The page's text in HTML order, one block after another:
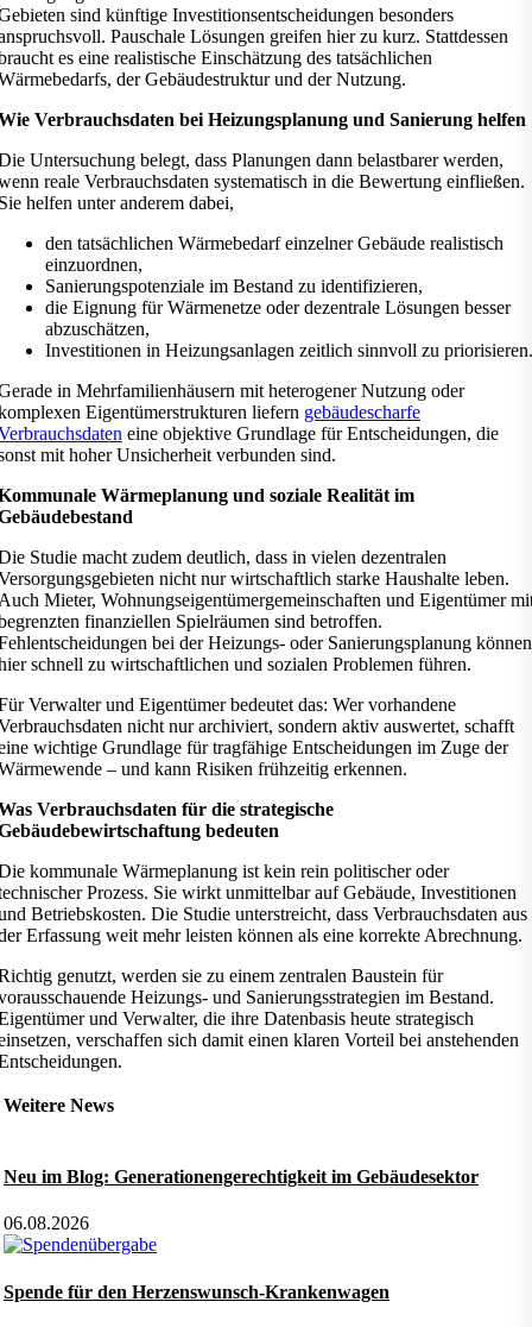
sind künftige Investitionsentscheidungen besonders
Pauschale Lösungen greifen hier zu kurz. Stattdessen
es eine realistische Einschätzung des tatsächlichen
der Gebäudestruktur und der Nutzung.
Verbrauchsdaten bei Heizungsplanung und Sanierung helfen
Untersuchung belegt, dass Planungen dann belastbarer werden,
reale Verbrauchsdaten systematisch in die Bewertung einfließen.
helfen unter anderem dabei,
den tatsächlichen Wärmebedarf einzelner Gebäude realistisch
einzuordnen,
Sanierungspotenziale im Bestand zu identifizieren,
die Eignung für Wärmenetze oder dezentrale Lösungen besser
abzuschätzen,
Investitionen in Heizungsanlagen zeitlich sinnvoll zu priorisieren.
in Mehrfamilienhäusern mit heterogener Nutzung oder
Eigentümerstrukturen liefern gebäudescharfe
eine objektive Grundlage für Entscheidungen, die
mit hoher Unsicherheit verbunden sind.
Wärmeplanung und soziale Realität im
Studie macht zudem deutlich, dass in vielen dezentralen
nicht nur wirtschaftlich starke Haushalte leben.
Mieter, Wohnungseigentümergemeinschaften und Eigentümer
finanziellen Spielräumen sind betroffen.
bei der Heizungs- oder Sanierungsplanung können
schnell zu wirtschaftlichen und sozialen Problemen führen.
Verwalter und Eigentümer bedeutet das: Wer vorhandene
nicht nur archiviert, sondern aktiv auswertet, schafft
wichtige Grundlage für tragfähige Entscheidungen im Zuge der
– und kann Risiken frühzeitig erkennen.
Verbrauchsdaten für die strategische
bedeuten
kommunale Wärmeplanung ist kein rein politischer oder
Prozess. Sie wirkt unmittelbar auf Gebäude, Investitionen
Betriebskosten. Die Studie unterstreicht, dass Verbrauchsdaten aus
Erfassung weit mehr leisten können als eine korrekte Abrechnung.
genutzt, werden sie zu einem zentralen Baustein für
Heizungs- und Sanierungsstrategien im Bestand.
und Verwalter, die ihre Datenbasis heute strategisch
verschaffen sich damit einen klaren Vorteil bei anstehenden
Weitere News
Neu im Blog: Generationengerechtigkeit im Gebäudesektor
06.08.2026
Spende für den Herzenswunsch-Krankenwagen